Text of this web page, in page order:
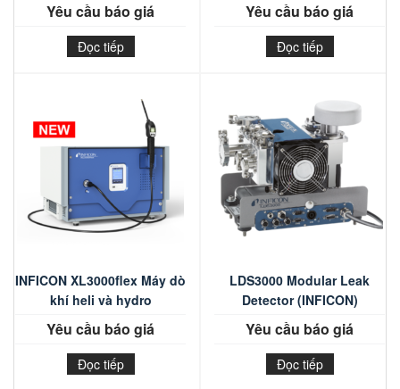
Yêu cầu báo giá
Đọc tiếp
Yêu cầu báo giá
Đọc tiếp
INFICON XL3000flex Máy dò
khí heli và hydro
Yêu cầu báo giá
Đọc tiếp
LDS3000 Modular Leak
Detector (INFICON)
Yêu cầu báo giá
Đọc tiếp